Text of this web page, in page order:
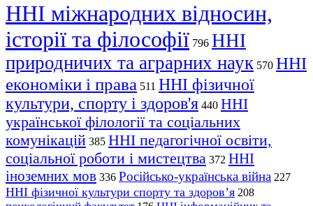
ННІ міжнародних відносин,
історії та філософії 796 ННІ
природничих та аграрних наук 570 ННІ
економіки і права 511 ННІ фізичної
культури, спорту і здоров'я 440 ННІ
української філології та соціальних
комунікацій 385 ННІ педагогічної освіти,
соціальної роботи і мистецтва 372 ННІ
іноземних мов 336 Російсько-українська війна 227
ННІ фізичної культури спорту та здоров’я 208